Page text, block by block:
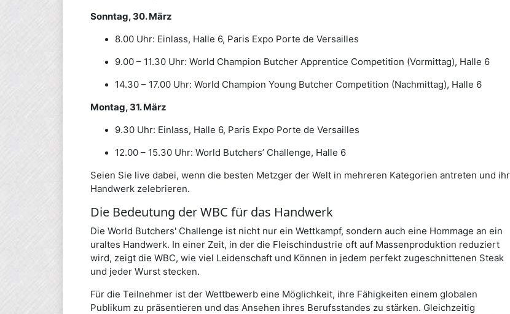
Sonntag, 30. März
8.00 Uhr: Einlass, Halle 6, Paris Expo Porte de Versailles
9.00 – 11.30 Uhr: World Champion Butcher Apprentice Competition (Vormittag), Halle 6
14.30 – 17.00 Uhr: World Champion Young Butcher Competition (Nachmittag), Halle 6
Montag, 31. März
9.30 Uhr: Einlass, Halle 6, Paris Expo Porte de Versailles
12.00 – 15.30 Uhr: World Butchers’ Challenge, Halle 6
Seien Sie live dabei, wenn die besten Metzger der Welt in mehreren Kategorien antreten und ihr
Handwerk zelebrieren.
Die Bedeutung der WBC für das Handwerk
Die World Butchers' Challenge ist nicht nur ein Wettkampf, sondern auch eine Hommage an ein
uraltes Handwerk. In einer Zeit, in der die Fleischindustrie oft auf Massenproduktion reduziert
wird, zeigt die WBC, wie viel Leidenschaft und Können in jedem perfekt zugeschnittenen Steak
und jeder Wurst stecken.
Für die Teilnehmer ist der Wettbewerb eine Möglichkeit, ihre Fähigkeiten einem globalen
Publikum zu präsentieren und das Ansehen ihres Berufsstandes zu stärken. Gleichzeitig